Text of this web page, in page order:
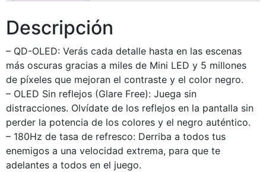
Descripción
– QD-OLED: Verás cada detalle hasta en las escenas
más oscuras gracias a miles de Mini LED y 5 millones
de píxeles que mejoran el contraste y el color negro.
– OLED Sin reflejos (Glare Free): Juega sin
distracciones. Olvídate de los reflejos en la pantalla sin
perder la potencia de los colores y el negro auténtico.
– 180Hz de tasa de refresco: Derriba a todos tus
enemigos a una velocidad extrema, para que te
adelantes a todos en el juego.